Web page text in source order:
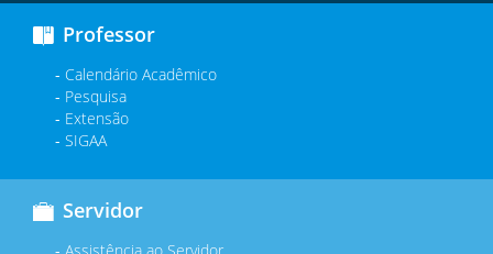
Professor
Calendário Acadêmico
Pesquisa
Extensão
SIGAA
Servidor